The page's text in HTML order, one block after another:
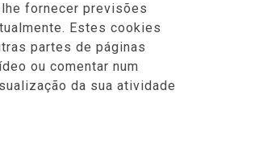
fornecer previsões
Estes cookies
partes de páginas
ou comentar num
da sua atividade